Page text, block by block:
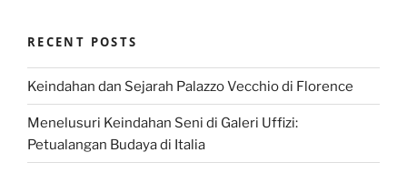
RECENT POSTS
Keindahan dan Sejarah Palazzo Vecchio di Florence
Menelusuri Keindahan Seni di Galeri Uffizi:
Petualangan Budaya di Italia